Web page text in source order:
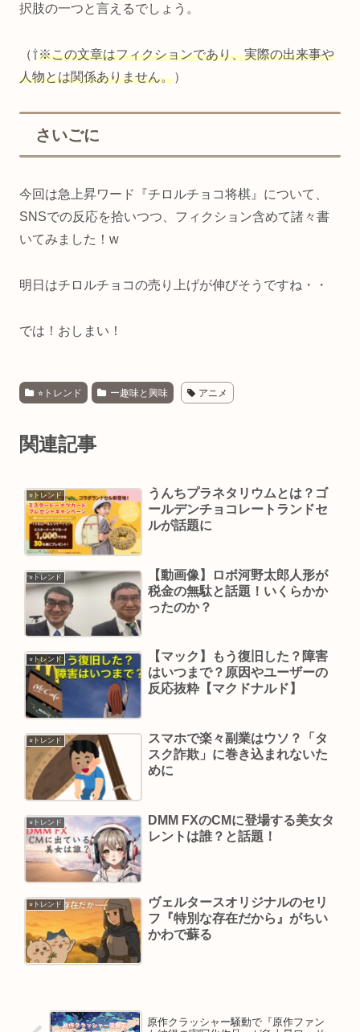
択肢の一つと言えるでしょう。
（⇧※この文章はフィクションであり、実際の出来事や
人物とは関係ありません。）
さいごに
今回は急上昇ワード『チロルチョコ将棋』について、
SNSでの反応を拾いつつ、フィクション含めて諸々書
いてみました！w
明日はチロルチョコの売り上げが伸びそうですね・・
では！おしまい！
⭐︎トレンド ー趣味と興味 アニメ
関連記事
⭐︎トレンド
うんちプラネタリウムとは？ゴ
ールデンチョコレートランドセ
ルが話題に
⭐︎トレンド
【動画像】ロボ河野太郎人形が
税金の無駄と話題！いくらかか
ったのか？
⭐︎トレンド
【マック】もう復旧した？障害
はいつまで？原因やユーザーの
反応抜粋【マクドナルド】
⭐︎トレンド
スマホで楽々副業はウソ？「タ
スク詐欺」に巻き込まれないた
めに
⭐︎トレンド
DMM FXのCMに登場する美女タ
レントは誰？と話題！
⭐︎トレンド
ヴェルタースオリジナルのセリ
フ『特別な存在だから』がちい
かわで蘇る
原作クラッシャー騒動で『原作ファン